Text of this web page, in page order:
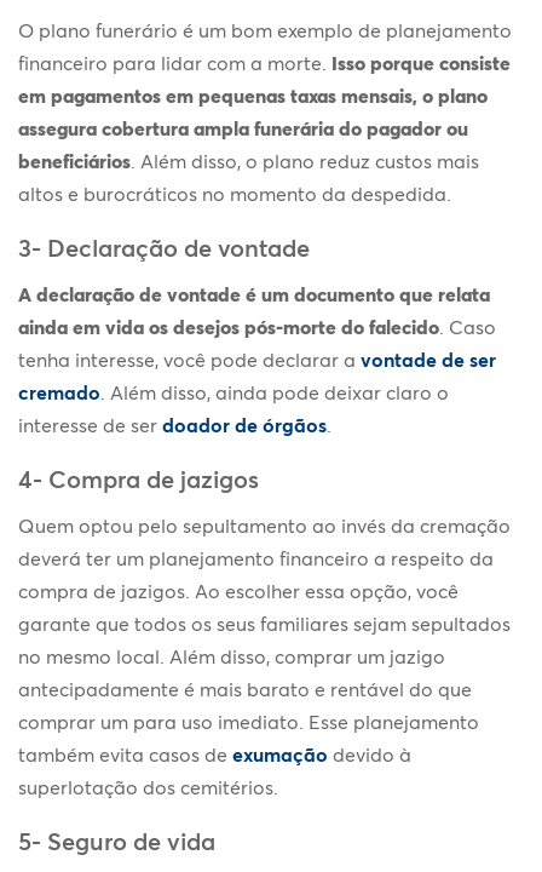
O plano funerário é um bom exemplo de planejamento
financeiro para lidar com a morte. Isso porque consiste
em pagamentos em pequenas taxas mensais, o plano
assegura cobertura ampla funerária do pagador ou
beneficiários . Além disso, o plano reduz custos mais
altos e burocráticos no momento da despedida.
3- Declaração de vontade
A declaração de vontade é um documento que relata
ainda em vida os desejos pós-morte do falecido . Caso
tenha interesse, você pode declarar a vontade de ser
cremado . Além disso, ainda pode deixar claro o
interesse de ser doador de órgãos
4- Compra de jazigos
Quem optou pelo sepultamento ao invés da cremação
deverá ter um planejamento financeiro a respeito da
compra de jazigos. Ao escolher essa opção, você
garante que todos os seus familiares sejam sepultados
no mesmo local. Além disso, comprar um jazigo
antecipadamente é mais barato e rentável do que
comprar um para uso imediato. Esse planejamento
também evita casos de exumação devido à
superlotação dos cemitérios.
5- Seguro de vida